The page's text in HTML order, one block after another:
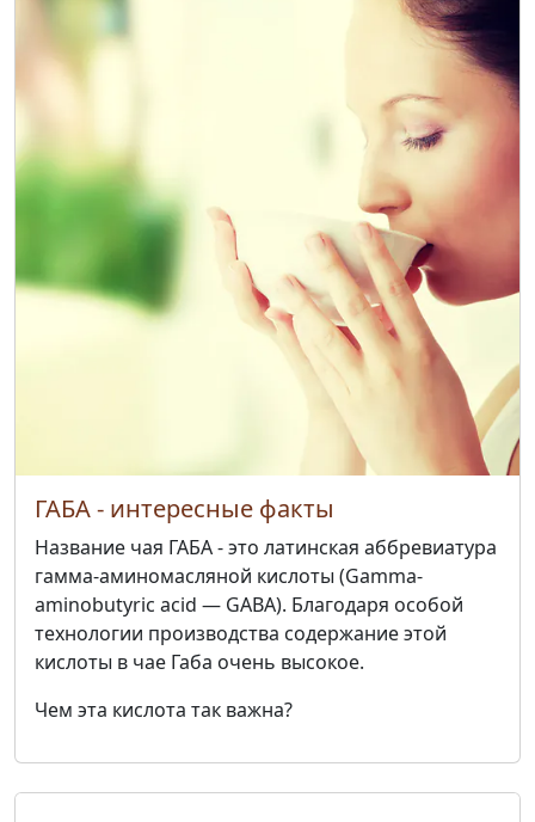
ГАБА - интересные факты
Название чая ГАБА - это латинская аббревиатура
гамма-аминомасляной кислоты (Gamma-
aminobutyric acid — GABA). Благодаря особой
технологии производства содержание этой
кислоты в чае Габа очень высокое.
Чем эта кислота так важна?